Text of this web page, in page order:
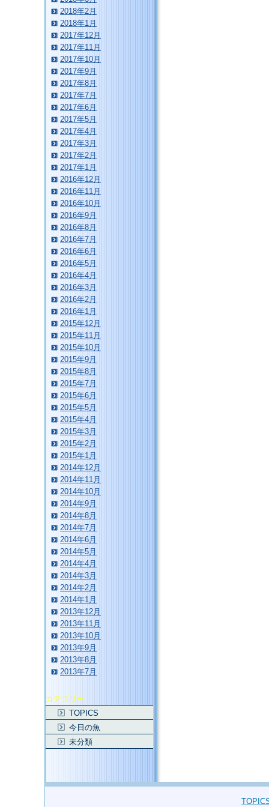
2018年2月
2018年1月
2017年12月
2017年11月
2017年10月
2017年9月
2017年8月
2017年7月
2017年6月
2017年5月
2017年4月
2017年3月
2017年2月
2017年1月
2016年12月
2016年11月
2016年10月
2016年9月
2016年8月
2016年7月
2016年6月
2016年5月
2016年4月
2016年3月
2016年2月
2016年1月
2015年12月
2015年11月
2015年10月
2015年9月
2015年8月
2015年7月
2015年6月
2015年5月
2015年4月
2015年3月
2015年2月
2015年1月
2014年12月
2014年11月
2014年10月
2014年9月
2014年8月
2014年7月
2014年6月
2014年5月
2014年4月
2014年3月
2014年2月
2014年1月
2013年12月
2013年11月
2013年10月
2013年9月
2013年8月
2013年7月
カテゴリー
TOPICS
今日の魚
未分類